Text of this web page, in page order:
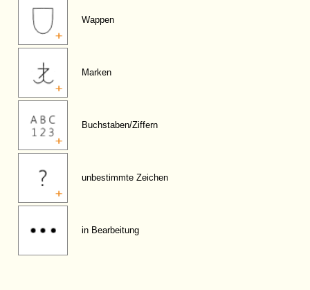
Wappen
Marken
Buchstaben/Ziffern
unbestimmte Zeichen
in Bearbeitung